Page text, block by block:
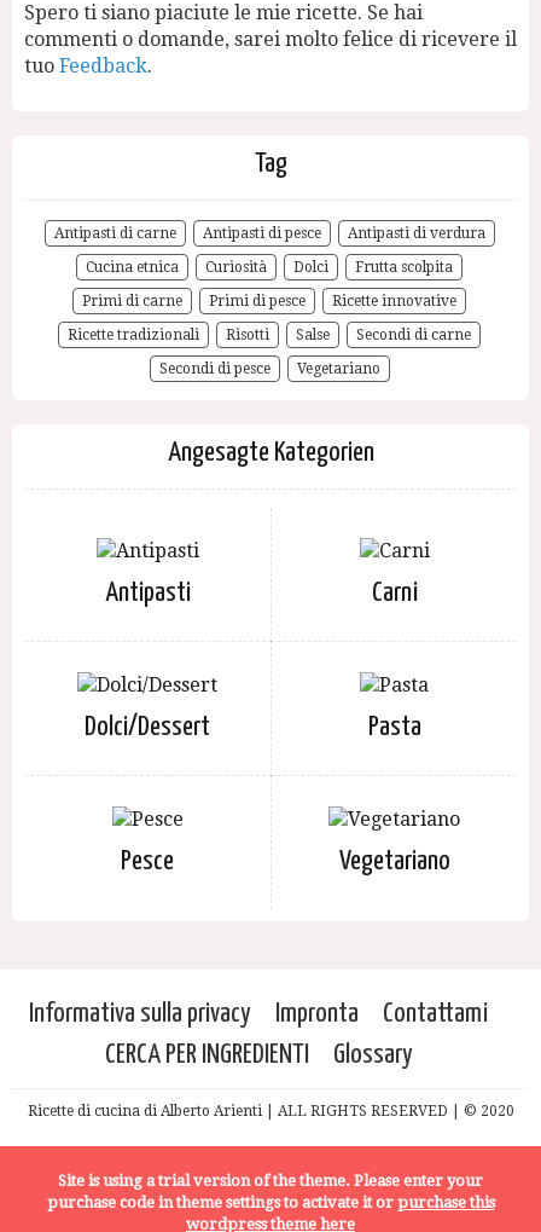
Spero ti siano piaciute le mie ricette. Se hai
commenti o domande, sarei molto felice di ricevere il
tuo Feedback.
Tag
Antipasti di carne Antipasti di pesce
Antipasti di verdura
Cucina etnica
Curiosità Dolci
Frutta scolpita
Primi di carne
Primi di pesce
Ricette innovative
Ricette tradizionali
Risotti Salse
Secondi di carne
Secondi di pesce
Vegetariano
Angesagte Kategorien
Antipasti Carni
Dolci/Dessert Pasta
Pesce Vegetariano
Informativa sulla privacy Impronta
Contattami
CERCA PER INGREDIENTI
Glossary
Ricette di cucina di Alberto Arienti | ALL RIGHTS RESERVED | © 2020
Site is using a trial version of the theme. Please enter your
purchase code in theme settings to activate it or purchase this
wordpress theme here